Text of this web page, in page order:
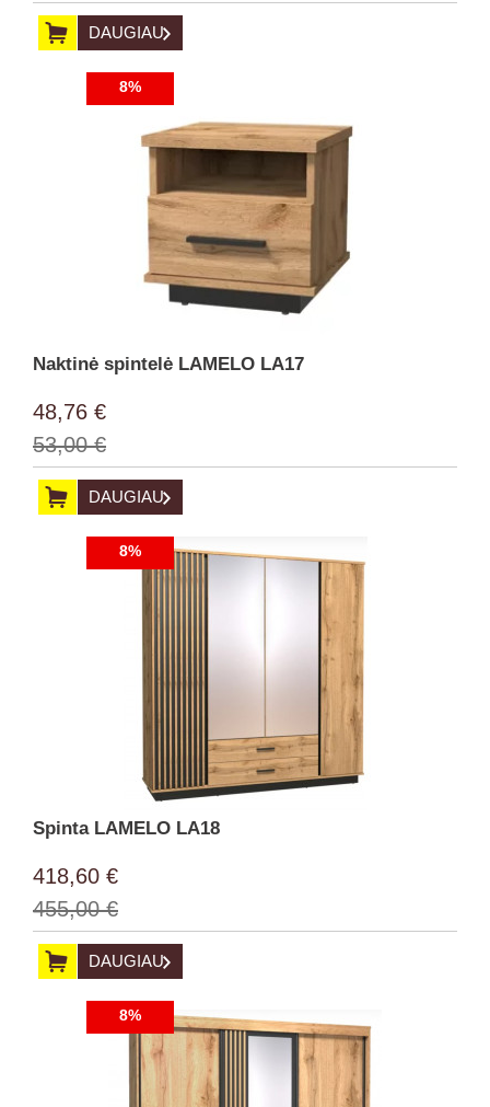
DAUGIAU
8%
Naktinė spintelė LAMELO LA17
48,76 €
53,00 €
DAUGIAU
8%
Spinta LAMELO LA18
418,60 €
455,00 €
DAUGIAU
8%